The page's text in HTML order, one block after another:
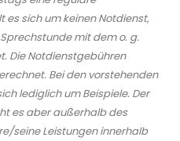
sich um keinen Notdienst,
mit dem o. g.
Die Notdienstgebühren
Bei den vorstehenden
lediglich um Beispiele. Der
es aber außerhalb des
seine Leistungen innerhalb